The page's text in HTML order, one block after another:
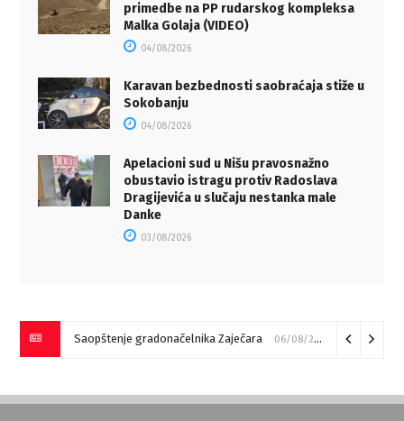
primedbe na PP rudarskog kompleksa
Malka Golaja (VIDEO)
04/08/2026
Karavan bezbednosti saobraćaja stiže u
Sokobanju
04/08/2026
Apelacioni sud u Nišu pravosnažno
obustavio istragu protiv Radoslava
Dragijevića u slučaju nestanka male
Danke
03/08/2026
Saopštenje gradonačelnika Zaječara 06/08/2026